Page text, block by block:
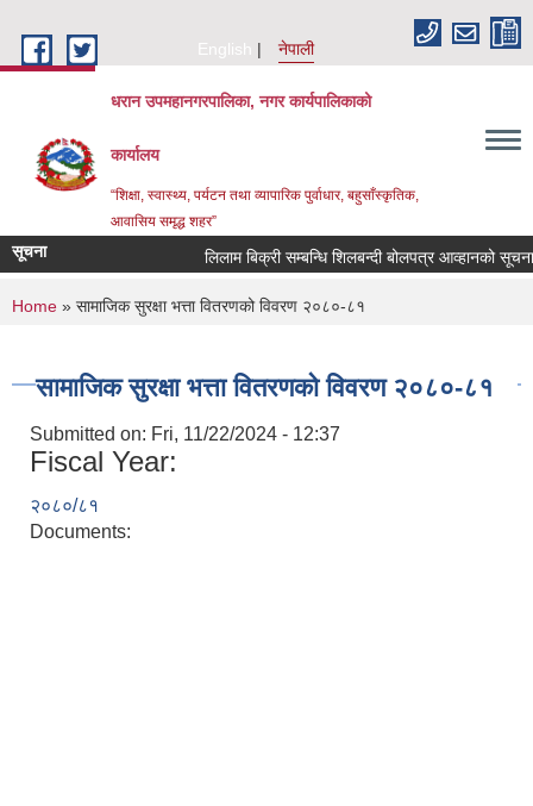
English
नेपाली
धरान उपमहानगरपालिका, नगर कार्यपालिकाको
कार्यालय
“शिक्षा, स्वास्थ्य, पर्यटन तथा व्यापारिक पुर्वाधार, बहुसाँस्कृतिक,
आवासिय समृद्ध शहर”
सूचना लिलाम बिक्री सम्बन्धि शिलबन्दी बोलपत्र आव्हानको
You are here
Home » सामाजिक सुरक्षा भत्ता वितरणको विवरण २०८०-८१
सामाजिक सुरक्षा भत्ता वितरणको विवरण २०८०-८१
Submitted on: Fri, 11/22/2024 - 12:37
Fiscal Year:
२०८०/८१
Documents: